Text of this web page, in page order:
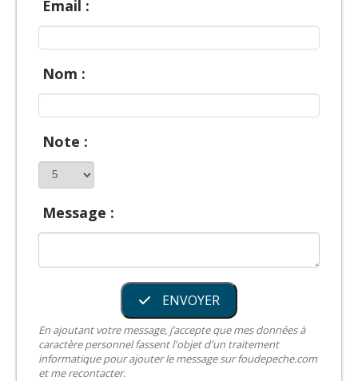
Email :
Nom :
Note :
Message :
ENVOYER
En ajoutant votre message, j’accepte que mes données à
caractère personnel fassent l'objet d'un traitement
informatique pour ajouter le message sur foudepeche.com
et me recontacter.